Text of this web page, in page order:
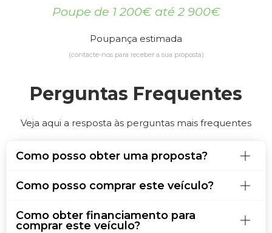
Poupe de 1 200€ até 2 900€
Poupança estimada
(contacte-nos para receber a sua proposta)
Perguntas Frequentes
Veja aqui a resposta às perguntas mais frequentes
Como posso obter uma proposta?
Como posso comprar este veículo?
Como obter financiamento para
comprar este veículo?